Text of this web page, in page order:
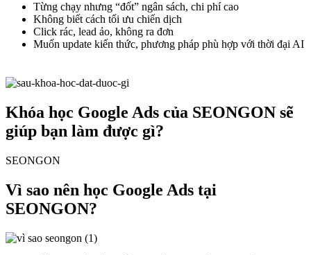
Từng chạy nhưng “đốt” ngân sách, chi phí cao
Không biết cách tối ưu chiến dịch
Click rác, lead ảo, không ra đơn
Muốn update kiến thức, phương pháp phù hợp với thời đại AI
Khóa học Google Ads của SEONGON sẽ
giúp bạn làm được gì?
SEONGON
Vì sao nên học Google Ads tại
SEONGON?